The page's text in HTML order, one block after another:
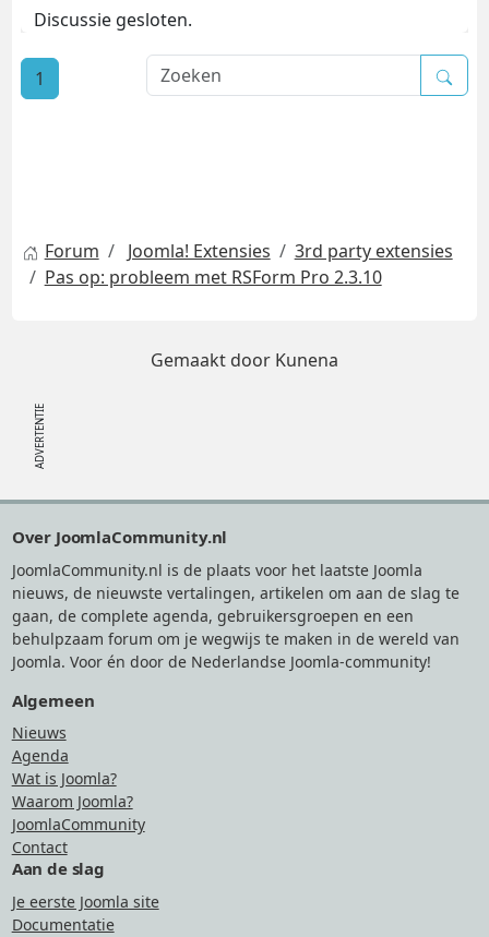
Discussie gesloten.
1
Forum Joomla! Extensies
3rd party extensies
Pas op: probleem met RSForm Pro 2.3.10
Gemaakt door Kunena
Over JoomlaCommunity.nl
JoomlaCommunity.nl is de plaats voor het laatste Joomla
nieuws, de nieuwste vertalingen, artikelen om aan de slag te
gaan, de complete agenda, gebruikersgroepen en een
behulpzaam forum om je wegwijs te maken in de wereld van
Joomla. Voor én door de Nederlandse Joomla-community!
Algemeen
Nieuws
Agenda
Wat is Joomla?
Waarom Joomla?
JoomlaCommunity
Contact
Aan de slag
Je eerste Joomla site
Documentatie